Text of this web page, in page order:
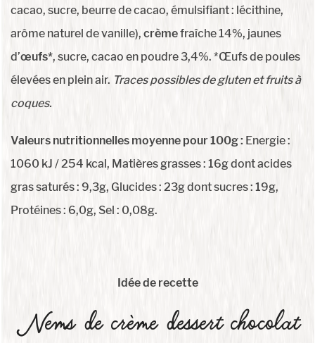
cacao, sucre, beurre de cacao, émulsifiant : lécithine,
arôme naturel de vanille), crèmefraîche 14%, jaunes
d’œufs*, sucre, cacao en poudre 3,4%. *Œufs de poules
élevées en plein air. Traces possibles de gluten et fruits à
coques.
Valeurs nutritionnelles moyenne pour 100g : Energie :
1060 kJ / 254 kcal, Matières grasses : 16g dont acides
gras saturés : 9,3g, Glucides : 23g dont sucres : 19g,
Protéines : 6,0g, Sel : 0,08g.
Idée de recette
Nems de crème dessert chocolat